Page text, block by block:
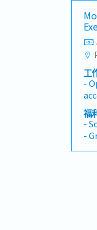
ขอ
รุก
เส
หม
สัม
อน
-
-
-
-
-
-
-
-
-
工
-
福
-
-